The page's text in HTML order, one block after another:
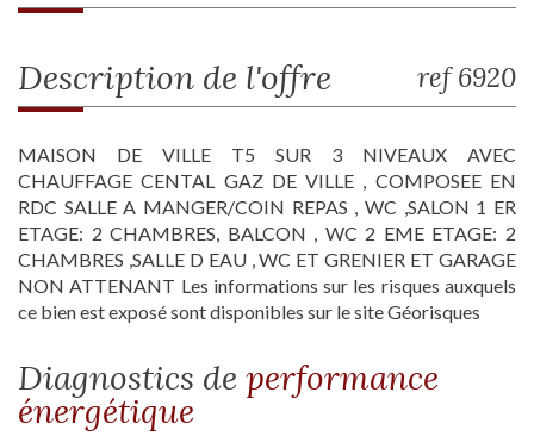
description de l'offre ref 6920
MAISON DE VILLE T5 SUR 3 NIVEAUX AVEC
CHAUFFAGE CENTAL GAZ DE VILLE , COMPOSEE EN
RDC SALLE A MANGER/COIN REPAS , WC ,SALON 1 ER
ETAGE: 2 CHAMBRES, BALCON , WC 2 EME ETAGE: 2
CHAMBRES ,SALLE D EAU , WC ET GRENIER ET GARAGE
NON ATTENANT Les informations sur les risques auxquels
ce bien est exposé sont disponibles sur le site Géorisques
diagnostics de performance
énergétique